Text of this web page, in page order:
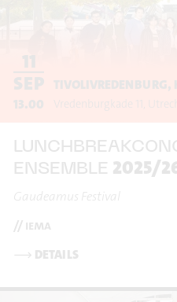
11
SEP
13.00
TIVOLIVREDENBURG,
Vredenburgkade 11
ENSEMBLE 2025/
Gaudeamus Festival
// iema
⟶ DETAILS